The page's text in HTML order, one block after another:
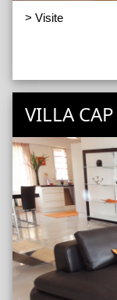
> Visite
VILLA